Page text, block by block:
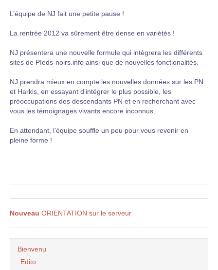
L’équipe de NJ fait une petite pause !
La rentrée 2012 va sûrement être dense en variétés !
NJ présentera une nouvelle formule qui intègrera les différents
sites de PIeds-noirs.info ainsi que de nouvelles fonctionalités.
NJ prendra mieux en compte les nouvelles données sur les PN
et Harkis, en essayant d’intégrer le plus possible, les
préoccupations des descendants PN et en recherchant avec
vous les témoignages vivants encore inconnus.
En attendant, l’équipe souffle un peu pour vous revenir en
pleine forme !
Nouveau ORIENTATION sur le serveur
Bienvenu
Edito